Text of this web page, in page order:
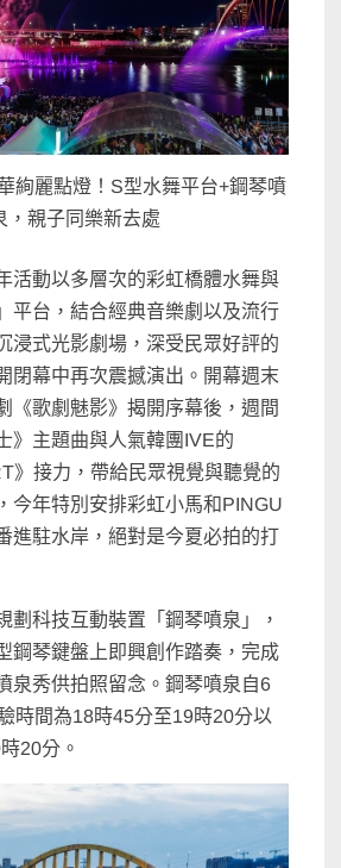
絢麗點燈！S型水舞平台+鋼琴噴
，親子同樂新去處
活動以多層次的彩虹橋體水舞與
平台，結合經典音樂劇以及流行
浸式光影劇場，深受民眾好評的
閉幕中再次震撼演出。開幕週末
《歌劇魅影》揭開序幕後，週間
》主題曲與人氣韓團IVE的
》接力，帶給民眾視覺與聽覺的
今年特別安排彩虹小馬和PINGU
進駐水岸，絕對是今夏必拍的打
劃科技互動裝置「鋼琴噴泉」，
鋼琴鍵盤上即興創作踏奏，完成
泉秀供拍照留念。鋼琴噴泉自6
時間為18時45分至19時20分以
20分。